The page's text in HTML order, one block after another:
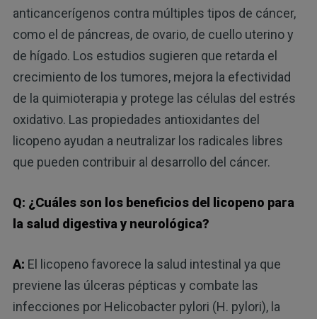
anticancerígenos contra múltiples tipos de cáncer,
como el de páncreas, de ovario, de cuello uterino y
de hígado. Los estudios sugieren que retarda el
crecimiento de los tumores, mejora la efectividad
de la quimioterapia y protege las células del estrés
oxidativo. Las propiedades antioxidantes del
licopeno ayudan a neutralizar los radicales libres
que pueden contribuir al desarrollo del cáncer.
Q: ¿Cuáles son los beneficios del licopeno para
la salud digestiva y neurológica?
A: El licopeno favorece la salud intestinal ya que
previene las úlceras pépticas y combate las
infecciones por Helicobacter pylori (H. pylori), la